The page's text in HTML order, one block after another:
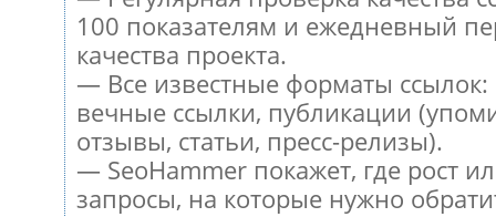
100 показателям и ежедневный
качества проекта.
— Все известные форматы
вечные ссылки, публикации
отзывы, статьи, пресс-релизы).
— SeoHammer покажет, где рост
запросы, на которые нужно